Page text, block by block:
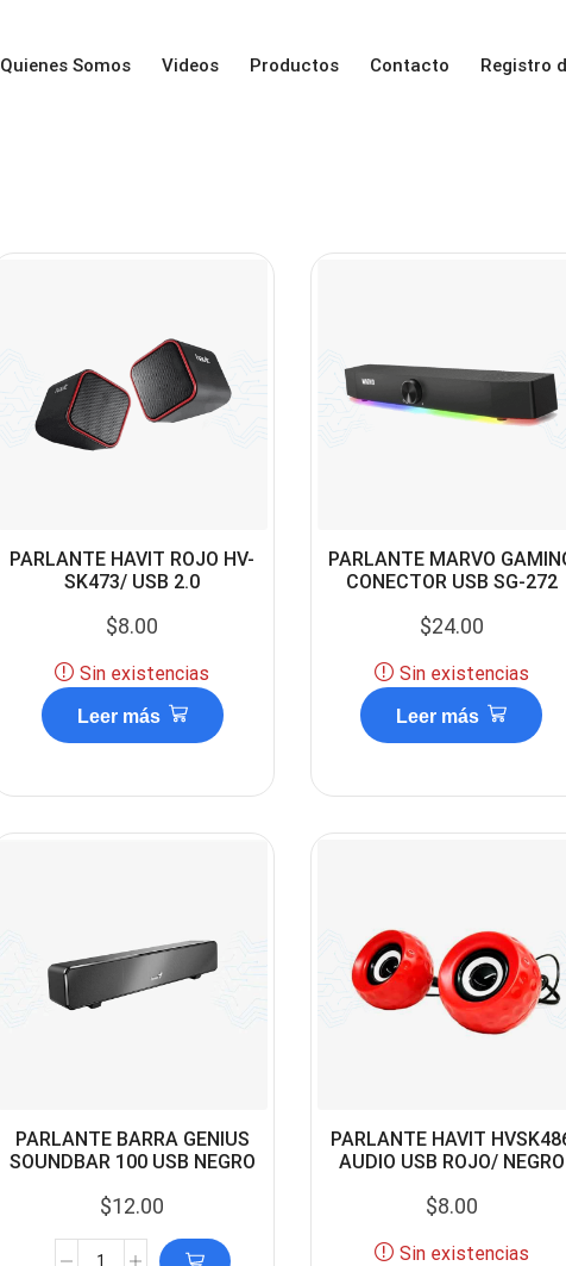
Quienes Somos Videos Productos Contacto Registro
PARLANTE HAVIT ROJO HV-
SK473/ USB 2.0
$8.00
Sin existencias
Leer más
PARLANTE MARVO
CONECTOR USB SG-272
$24.00
Sin existencias
Leer más
PARLANTE BARRA GENIUS
SOUNDBAR 100 USB NEGRO
$12.00
PARLANTE HAVIT
AUDIO USB ROJO/ NEGRO
$8.00
Sin existencias